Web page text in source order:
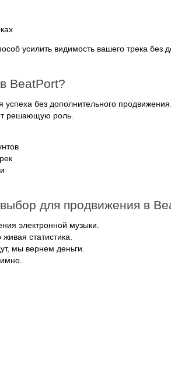
усилить видимость вашего трека без
BeatPort?
без дополнительного
решающую роль.
для продвижения в
электронной музыки.
статистика.
мы вернем деньги.